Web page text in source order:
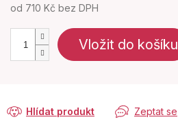
od 710 Kč bez DPH
Vložit do košíku
Zeptat se
Hlídat produkt